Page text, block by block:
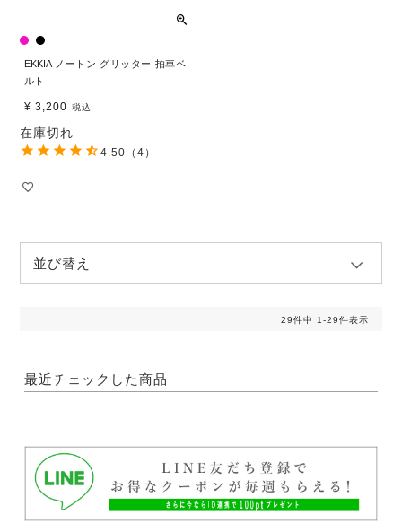
EKKIA ノートン グリッター 拍車ベ
ルト
¥ 3,200 税込
在庫切れ
4.50 （4）
並び替え
29件中 1-29件表示
最近チェックした商品